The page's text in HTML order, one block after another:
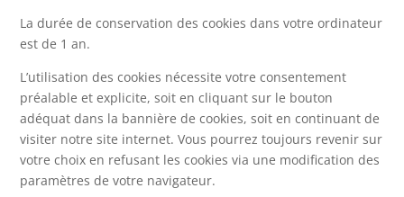
La durée de conservation des cookies dans votre ordinateur
est de 1 an.
L’utilisation des cookies nécessite votre consentement
préalable et explicite, soit en cliquant sur le bouton
adéquat dans la bannière de cookies, soit en continuant de
visiter notre site internet. Vous pourrez toujours revenir sur
votre choix en refusant les cookies via une modification des
paramètres de votre navigateur.